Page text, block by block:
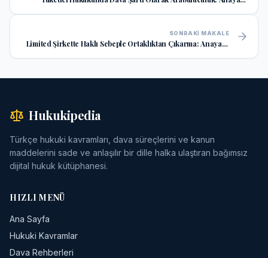
SONRAKI MAKALE
Limited Şirkette Haklı Sebeple Ortaklıktan Çıkarma: Anayasa
Hukukipedia
Türkçe hukuki kavramları, dava süreçlerini ve kanun
maddelerini sade ve anlaşılır bir dille halka ulaştıran bağımsız
dijital hukuk kütüphanesi.
HIZLI MENÜ
Ana Sayfa
Hukuki Kavramlar
Dava Rehberleri